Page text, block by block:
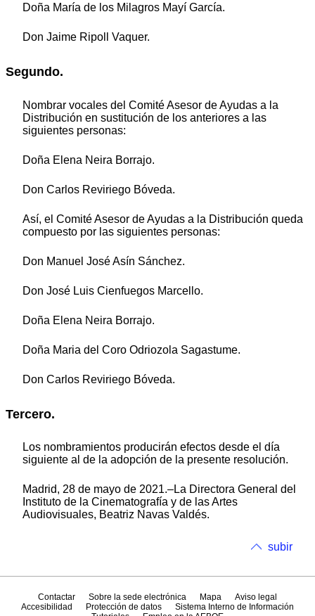
Doña María de los Milagros Mayí García.
Don Jaime Ripoll Vaquer.
Segundo.
Nombrar vocales del Comité Asesor de Ayudas a la
Distribución en sustitución de los anteriores a las
siguientes personas:
Doña Elena Neira Borrajo.
Don Carlos Reviriego Bóveda.
Así, el Comité Asesor de Ayudas a la Distribución queda
compuesto por las siguientes personas:
Don Manuel José Asín Sánchez.
Don José Luis Cienfuegos Marcello.
Doña Elena Neira Borrajo.
Doña Maria del Coro Odriozola Sagastume.
Don Carlos Reviriego Bóveda.
Tercero.
Los nombramientos producirán efectos desde el día
siguiente al de la adopción de la presente resolución.
Madrid, 28 de mayo de 2021.–La Directora General del
Instituto de la Cinematografía y de las Artes
Audiovisuales, Beatriz Navas Valdés.
subir
Contactar Sobre la sede electrónica Mapa
Aviso legal
Accesibilidad
Protección de datos
Sistema Interno de Información